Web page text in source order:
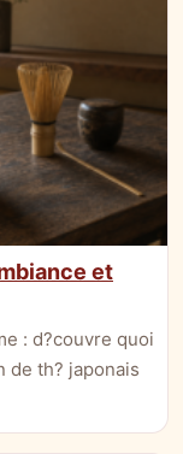
et
: d?couvre quoi
de th? japonais